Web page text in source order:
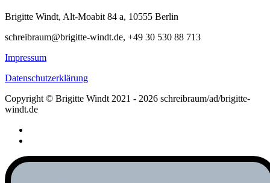
Brigitte Windt, Alt-Moabit 84 a, 10555 Berlin
schreibraum@brigitte-windt.de, +49 30 530 88 713
Impressum
Datenschutzerklärung
Copyright © Brigitte Windt 2021 - 2026 schreibraum/ad/brigitte-
windt.de